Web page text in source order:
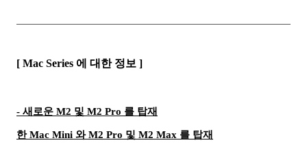
[ Mac Series 에 대한 정보 ]
- 새로운 M2 및 M2 Pro 를 탑재
한 Mac Mini 와 M2 Pro 및 M2 Max 를 탑재